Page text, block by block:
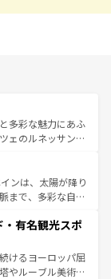
多彩な魅力にあふ
ェのルネッサンス
マルフィ海岸の絶
合間には、本場の
を堪能することも
旅をしてみよう！
ンは、太陽が降り
まで、多彩な自然
メンコ、熱気あふ
の一部となってい
や、バルセロナの
ローマ遺跡や中世
有名観光スポ
けるヨーロッパ屈
やルーブル美術館